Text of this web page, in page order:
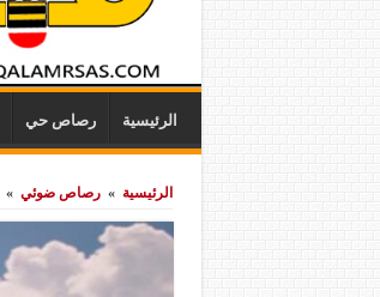
الرئيسية رصاص حي
الرئيسية » رصاص ضوئي »